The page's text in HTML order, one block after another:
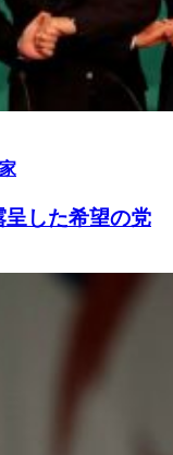
した希望の党